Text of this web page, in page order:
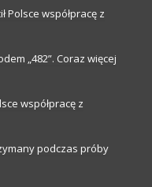
Polsce współpracę z
„482”. Coraz więcej
współpracę z
podczas próby